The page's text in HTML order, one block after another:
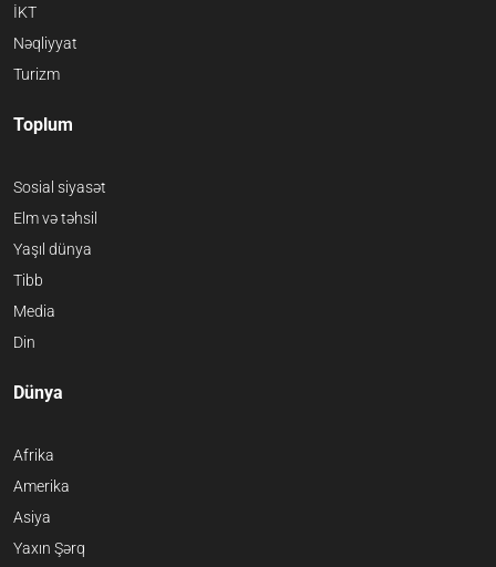
İKT
Nəqliyyat
Turizm
Toplum
Sosial siyasət
Elm və təhsil
Yaşıl dünya
Tibb
Media
Din
Dünya
Afrika
Amerika
Asiya
Yaxın Şərq